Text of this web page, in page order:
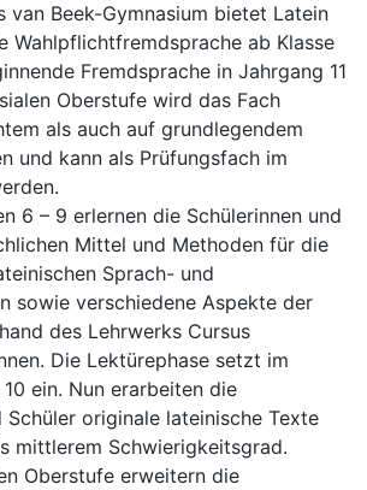
van Beek-Gymnasium bietet Latein
Wahlpflichtfremdsprache ab Klasse
Fremdsprache in Jahrgang 11
Oberstufe wird das Fach
als auch auf grundlegendem
und kann als Prüfungsfach im
6 – 9 erlernen die Schülerinnen und
Mittel und Methoden für die
Sprach- und
sowie verschiedene Aspekte der
des Lehrwerks Cursus
Die Lektürephase setzt im
ein. Nun erarbeiten die
Schüler originale lateinische Texte
mittlerem Schwierigkeitsgrad.
Oberstufe erweitern die